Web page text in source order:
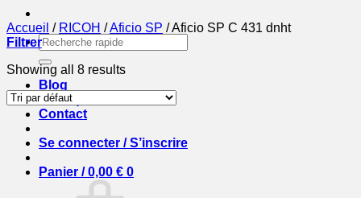
Recherche
pour :
Blog
Boutique
Contact
Se connecter / S’inscrire
Panier /0,00 € 0
Accueil / RICOH /Aficio SP /Aficio SP C 431 dnht
Filtrer
Showing all 8 results